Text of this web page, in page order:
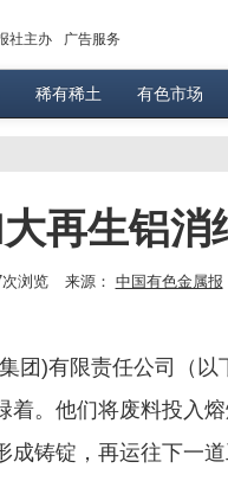
社主办 广告服务
稀有稀土 有色市场
再生铝
浏览 来源： 中国有色金属报
团)有限责任公司（
着。他们将废料投入
成铸锭，再运往下一